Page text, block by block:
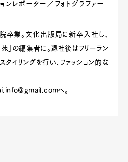
ンレポーター／フォトグラファー
業。文化出版局に新卒入社し、
苑」の編集者に。退社後はフリーラン
タイリングを行い、ファッション的な
へ。